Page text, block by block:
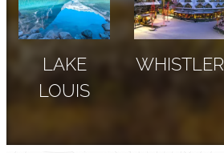
LAKE
LOUIS
WHISTLER